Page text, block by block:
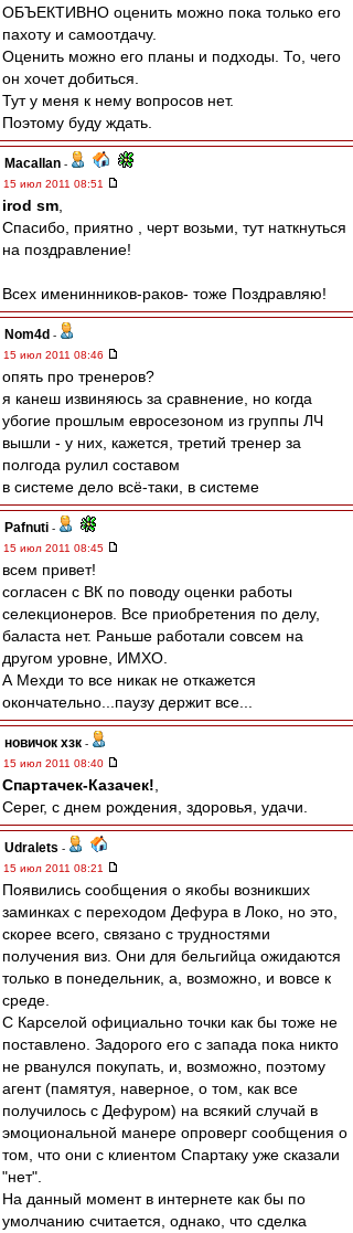
ОБЪЕКТИВНО оценить можно пока только его
пахоту и самоотдачу.
Оценить можно его планы и подходы. То, чего
он хочет добиться.
Тут у меня к нему вопросов нет.
Поэтому буду ждать.
Macallan -
15 июл 2011 08:51
irod sm
Спасибо, приятно , черт возьми, тут наткнуться
на поздравление!
Всех именинников-раков- тоже Поздравляю!
Nom4d -
15 июл 2011 08:46
опять про тренеров?
я канеш извиняюсь за сравнение, но когда
убогие прошлым евросезоном из группы ЛЧ
вышли - у них, кажется, третий тренер за
полгода рулил составом
в системе дело всё-таки, в системе
Pafnuti -
15 июл 2011 08:45
всем привет!
согласен с ВК по поводу оценки работы
селекционеров. Все приобретения по делу,
баласта нет. Раньше работали совсем на
другом уровне, ИМХО.
А Мехди то все никак не откажется
окончательно...паузу держит все...
новичок хзк -
15 июл 2011 08:40
Спартачек-Казачек!
Серег, с днем рождения, здоровья, удачи.
Udralets -
15 июл 2011 08:21
Появились сообщения о якобы возникших
заминках с переходом Дефура в Локо, но это,
скорее всего, связано с трудностями
получения виз. Они для бельгийца ожидаются
только в понедельник, а, возможно, и вовсе к
среде.
С Карселой официально точки как бы тоже не
поставлено. Задорого его с запада пока никто
не рванулся покупать, и, возможно, поэтому
агент (памятуя, наверное, о том, как все
получилось с Дефуром) на всякий случай в
эмоциональной манере опроверг сообщения о
том, что они с клиентом Спартаку уже сказали
"нет".
На данный момент в интернете как бы по
умолчанию считается, однако, что сделка